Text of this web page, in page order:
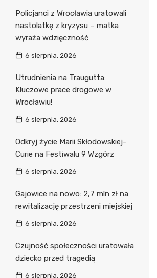
Policjanci z Wrocławia uratowali
nastolatkę z kryzysu – matka
wyraża wdzięczność
6 sierpnia, 2026
Utrudnienia na Traugutta:
Kluczowe prace drogowe w
Wrocławiu!
6 sierpnia, 2026
Odkryj życie Marii Skłodowskiej-
Curie na Festiwalu 9 Wzgórz
6 sierpnia, 2026
Gajowice na nowo: 2,7 mln zł na
rewitalizację przestrzeni miejskiej
6 sierpnia, 2026
Czujność społeczności uratowała
dziecko przed tragedią
6 sierpnia, 2026